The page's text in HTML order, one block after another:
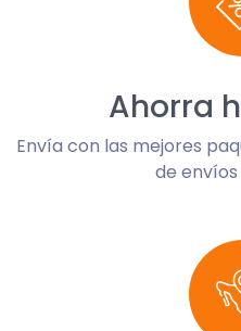
Ahorra
Envía con las mejores
de